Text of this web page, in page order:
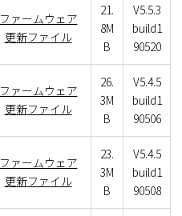
ファームウェア
更新ファイル
21.
8M
B
V5.5.3
build1
90520
ファームウェア
更新ファイル
26.
3M
B
V5.4.5
build1
90506
ファームウェア
更新ファイル
23.
3M
B
V5.4.5
build1
90508